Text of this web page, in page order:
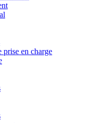
prise en charge